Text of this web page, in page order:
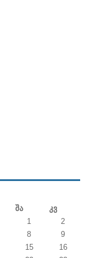
Შა
Კვ
1
2
8
9
15
16